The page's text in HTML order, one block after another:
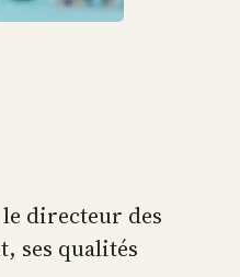
directeur des
ses qualités